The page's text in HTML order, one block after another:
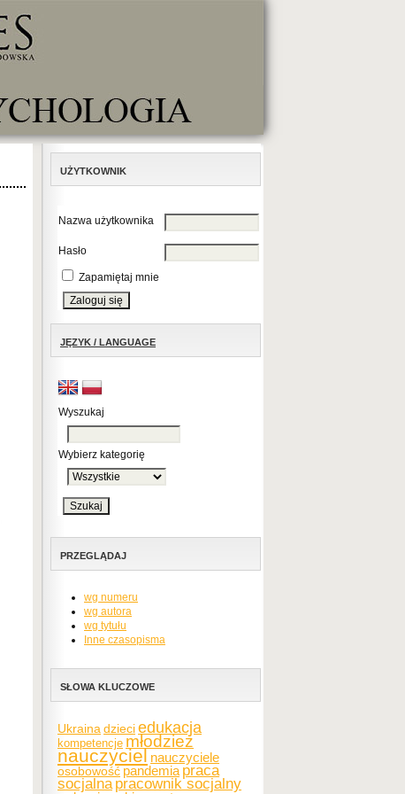
UŻYTKOWNIK
Nazwa użytkownika
Hasło
Zapamiętaj mnie
JĘZYK / LANGUAGE
Wyszukaj
Wybierz kategorię
PRZEGLĄDAJ
wg numeru
wg autora
wg tytułu
Inne czasopisma
SŁOWA KLUCZOWE
Ukraina dzieci edukacja
kompetencje młodzież
nauczyciel nauczyciele
osobowość pandemia praca
socjalna pracownik socjalny